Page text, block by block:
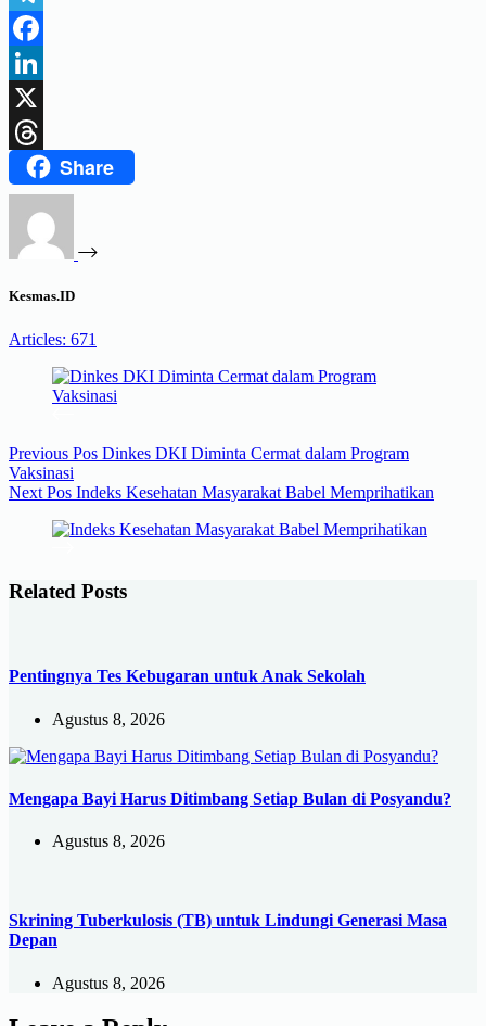
Telegram
Facebook
LinkedIn
X
ThreadsShare
Kesmas.ID
Articles: 671
Previous Pos Dinkes DKI Diminta Cermat dalam Program
Vaksinasi
Next Pos Indeks Kesehatan Masyarakat Babel Memprihatikan
Related Posts
Pentingnya Tes Kebugaran untuk Anak Sekolah
Agustus 8, 2026
Mengapa Bayi Harus Ditimbang Setiap Bulan di Posyandu?
Agustus 8, 2026
Skrining Tuberkulosis (TB) untuk Lindungi Generasi Masa
Depan
Agustus 8, 2026